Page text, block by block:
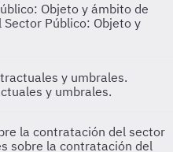
Objeto y ámbito de
Público: Objeto y
y umbrales.
y umbrales.
la contratación del sector
sobre la contratación del